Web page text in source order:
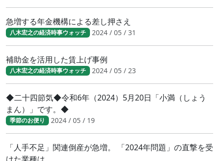
急増する年金機構による差し押さえ
八木宏之の経済時事ウォッチ 2024 / 05 / 31
補助金を活用した賃上げ事例
八木宏之の経済時事ウォッチ 2024 / 05 / 23
◆二十四節気◆令和6年（2024）5月20日「小満（しょう
まん）」です。◆
季節のお便り 2024 / 05 / 19
「人手不足」関連倒産が急増。 「2024年問題」の直撃を受